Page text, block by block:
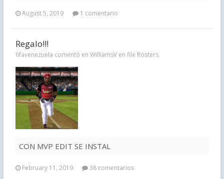
August 5, 2019 1 comentario
Regalo!!!
fifavenezuela comentó en WilliamsV en file Rosters
CON MVP EDIT SE INSTAL
February 11, 2019 38 comentarios